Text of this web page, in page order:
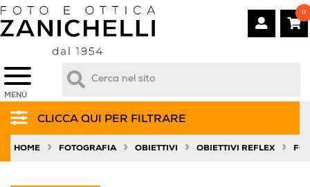
MENÙ
0
CLICCA QUI PER FILTRARE
HOME » FOTOGRAFIA » OBIETTIVI » OBIETTIVI REFLEX »